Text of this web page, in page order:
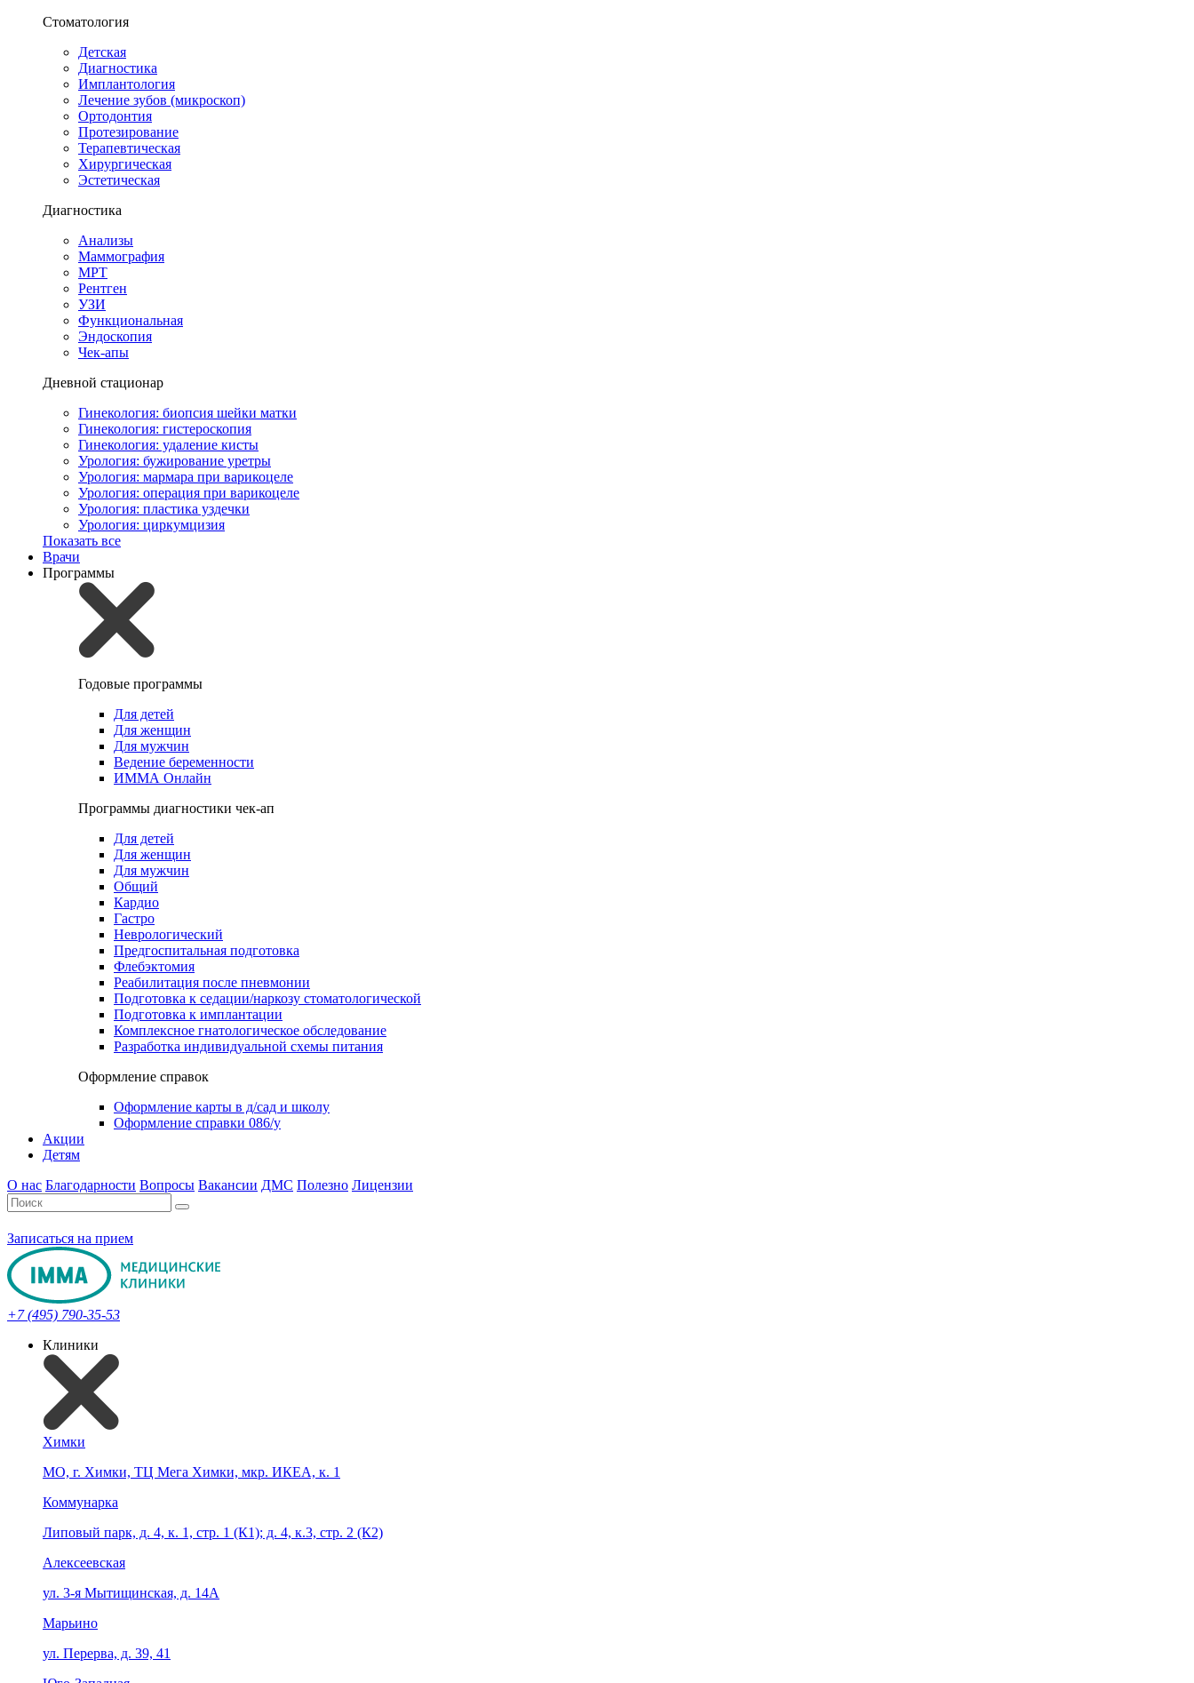
Стоматология
Детская
Диагностика
Имплантология
Лечение зубов (микроскоп)
Ортодонтия
Протезирование
Терапевтическая
Хирургическая
Эстетическая
Диагностика
Анализы
Маммография
МРТ
Рентген
УЗИ
Функциональная
Эндоскопия
Чек-апы
Дневной стационар
Гинекология: биопсия шейки матки
Гинекология: гистероскопия
Гинекология: удаление кисты
Урология: бужирование уретры
Урология: мармара при варикоцеле
Урология: операция при варикоцеле
Урология: пластика уздечки
Урология: циркумцизия
Показать все
Врачи
Программы
Годовые программы
Для детей
Для женщин
Для мужчин
Ведение беременности
ИММА Онлайн
Программы диагностики чек-ап
Для детей
Для женщин
Для мужчин
Общий
Кардио
Гастро
Неврологический
Предгоспитальная подготовка
Флебэктомия
Реабилитация после пневмонии
Подготовка к седации/наркозу стоматологической
Подготовка к имплантации
Комплексное гнатологическое обследование
Разработка индивидуальной схемы питания
Оформление справок
Оформление карты в д/сад и школу
Оформление справки 086/у
Акции
Детям
О нас Благодарности Вопросы Вакансии ДМС Полезно Лицензии
Записаться на прием
+7 (495) 790-35-53
Клиники
Химки
МО, г. Химки, ТЦ Мега Химки, мкр. ИКЕА, к. 1
Коммунарка
Липовый парк, д. 4, к. 1, стр. 1 (К1); д. 4, к.3, стр. 2 (К2)
Алексеевская
ул. 3-я Мытищинская, д. 14А
Марьино
ул. Перерва, д. 39, 41